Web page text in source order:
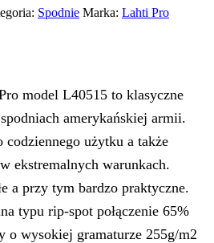
Spodnie Marka: Lahti Pro
model L40515 to klasyczne
amerykańskiej armii.
codziennego użytku a także
ekstremalnych warunkach.
a przy tym bardzo praktyczne.
typu rip-spot połączenie 65%
o wysokiej gramaturze 255g/m2